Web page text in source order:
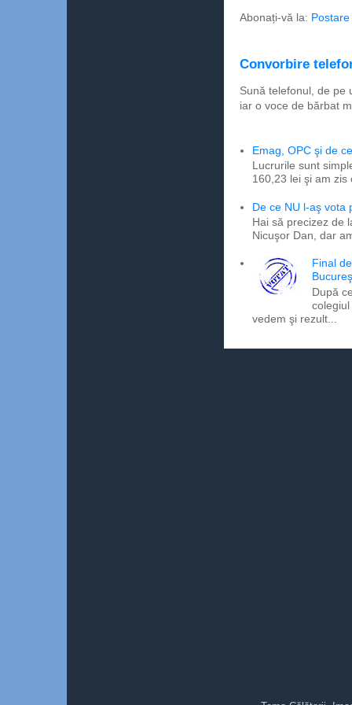
Abonați-vă la:
Convorbire
Sună telefonul, de pe
iar o voce de bărbat
Emag, OPC şi de
Lucrurile sunt
160,23 lei şi am
De ce NU l-aş vota
Hai să precizez de
Nicuşor Dan, dar
Final
După
vedem şi rezult...